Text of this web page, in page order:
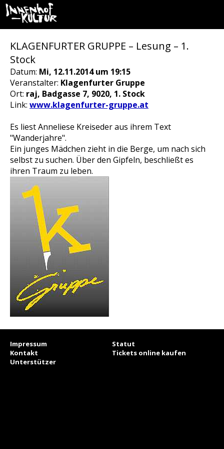
KLAGENFURTER GRUPPE – Lesung – 1.
Stock
Datum: Mi, 12.11.2014 um 19:15
Veranstalter: Klagenfurter Gruppe
Ort: raj, Badgasse 7, 9020, 1. Stock
Link: www.klagenfurter-gruppe.at
Es liest Anneliese Kreiseder aus ihrem Text
"Wanderjahre".
Ein junges Mädchen zieht in die Berge, um nach sich
selbst zu suchen. Über den Gipfeln, beschließt es
ihren Traum zu leben.
Impressum
Statut
Kontakt
Tickets online kaufen
Unterstützer